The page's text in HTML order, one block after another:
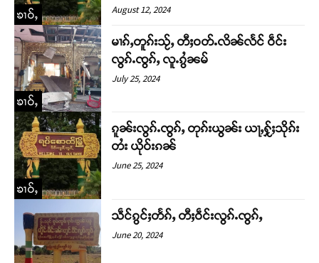
တႃႇႁႂ်ႈသဵင်ၵၢင်ၸႂ်ၵူၼ်းမိူင်း ၵူႈတီႈၵူႈလႅၼ်ပေႃးတေၸွ
တ်ႇ တူဝ်ႈလုမ်ႈၾႃႉၼၼ်ႉ ၶဝ်ႈႁူမ်ႈၵမ်ႉထႅမ် ၸုမ်းၶၢ
ဝ်ႇၽူႈတွႆႇႁွၵ်ႈ လႆႈယူႇၶႃႈဢေႃႈ။
ၶၢဝ်ႇ
August 12, 2024
ၶၢဝ်ႇ
မၢၵ်ႇတူၵ်းသႂ်ႇ တီႈဝတ်ႉလိၼ်လႅင် ဝဵင်း
လွၵ်ႉၸွၵ်ႇ လူႉၵွႆၼမ်
July 25, 2024
ၶၢဝ်ႇ
ၵူၼ်းလွၵ်ႉၸွၵ်ႇ တုၵ်းယွၼ်း ယႃႇႁႂ်ႈသိုၵ်း
တႆး ယိုဝ်းၵၼ်
June 25, 2024
သဵင်ၵွင်ႈတႅၵ်ႇ တီႈဝဵင်းလွၵ်ႉၸွၵ်ႇ
June 20, 2024